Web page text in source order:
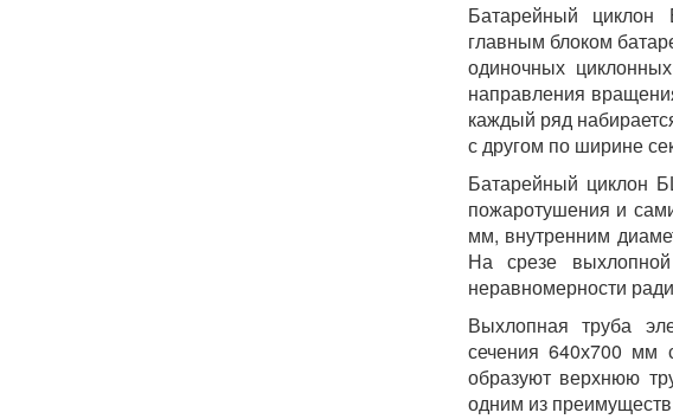
Батарейный циклон
главным блоком
одиночных
направления
каждый ряд
с другом по ширине
Батарейный циклон
пожаротушения и
мм, внутренним
На срезе
неравномерности
Выхлопная труба
сечения 640х700 мм
образуют верхнюю
одним из